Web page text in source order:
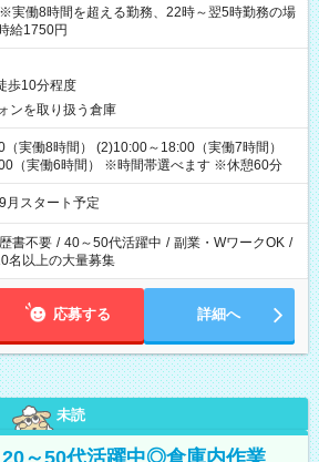
働8時間を超える勤務、22時～翌5時勤務の場
給1750円
歩10分程度
ンを取り扱う倉庫
実働8時間） (2)10:00～18:00（実働7時間）
（実働6時間） ※時間帯選べます ※休憩60分
スタート予定
書不要 / 40～50代活躍中 / 副業・WワークOK /
名以上の大量募集
応募する 詳細へ
未読
～50代活躍中◎倉庫内作業